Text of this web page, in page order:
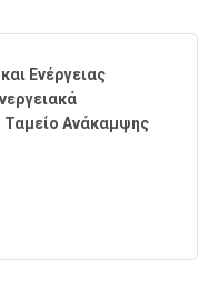
Ενέργειας
Ανάκαμψης